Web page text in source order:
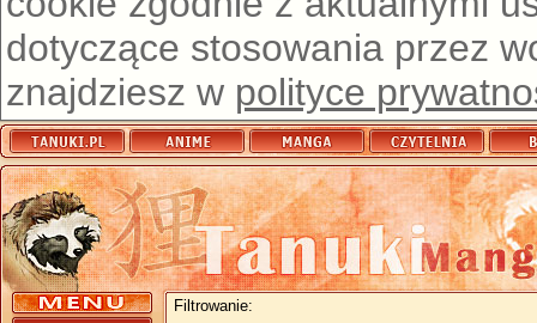
dotyczące stosowania przez
znajdziesz w polityce
Filtrowanie: